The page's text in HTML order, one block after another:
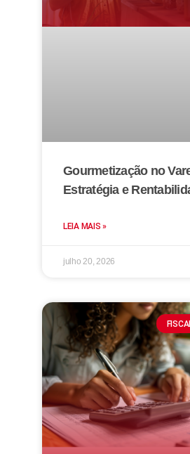
Gourmetização no
Estratégia e
LEIA MAIS »
julho 20, 2026